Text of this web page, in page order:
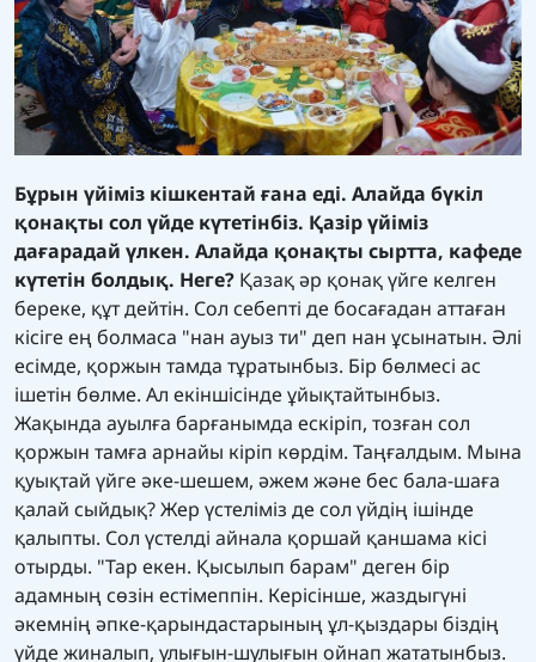
Бұрын үйіміз кішкентай ғана еді. Алайда бүкіл
қонақты сол үйде күтетінбіз. Қазір үйіміз
дағарадай үлкен. Алайда қонақты сыртта, кафеде
күтетін болдық. Неге? Қазақ әр қонақ үйге келген
береке, құт дейтін. Сол себепті де босағадан аттаған
кісіге ең болмаса "нан ауыз ти" деп нан ұсынатын. Әлі
есімде, қоржын тамда тұратынбыз. Бір бөлмесі ас
ішетін бөлме. Ал екіншісінде ұйықтайтынбыз.
Жақында ауылға барғанымда ескіріп, тозған сол
қоржын тамға арнайы кіріп көрдім. Таңғалдым. Мына
қуықтай үйге әке-шешем, әжем және бес бала-шаға
қалай сыйдық? Жер үстеліміз де сол үйдің ішінде
қалыпты. Сол үстелді айнала қоршай қаншама кісі
отырды. "Тар екен. Қысылып барам" деген бір
адамның сөзін естімеппін. Керісінше, жаздыгүні
әкемнің әпке-қарындастарының ұл-қыздары біздің
үйде жиналып, улығын-шулығын ойнап жататынбыз.